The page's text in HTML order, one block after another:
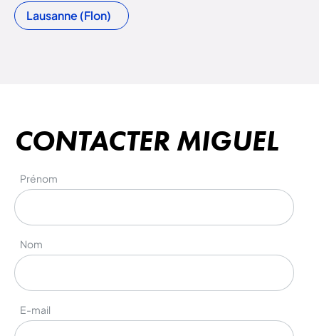
Lausanne (Flon)
CONTACTER MIGUEL
Prénom
Nom
E-mail